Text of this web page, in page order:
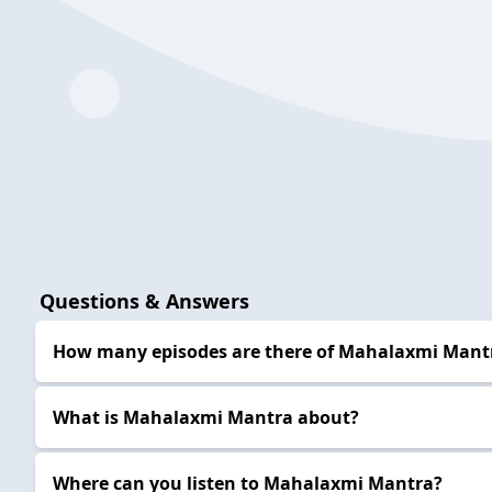
Questions & Answers
How many episodes are there of Mahalaxmi
What is Mahalaxmi Mantra about?
Where can you listen to Mahalaxmi Mantra?